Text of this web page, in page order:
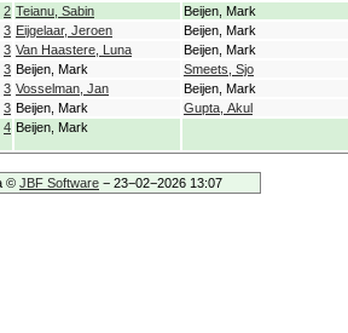
2 Teianu, Sabin
Beijen, Mark
3 Eijgelaar, Jeroen
Beijen, Mark
3 Van Haastere, Luna
Beijen, Mark
3 Beijen, Mark
Smeets, Sjo
3 Vosselman, Jan
Beijen, Mark
3 Beijen, Mark
Gupta, Akul
4 Beijen, Mark
© JBF Software − 23−02−2026 13:07